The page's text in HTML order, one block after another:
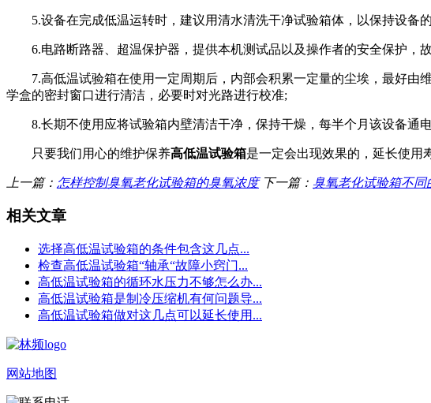
5.设备在完成低温运转时，建议用清水清洗干净试验箱体，以保持设备
6.电路断路器、超温保护器，提供本机测试品以及操作者的安全保护，
7.高低温试验箱在使用一定周期后，内部会积累一定量的尘埃，最好由
学盒的密封窗口进行清洁，必要时对光路进行校准;
8.长期不使用应将试验箱内壁清洁干净，保持干燥，每半个月该设备通
只要我们用心的维护保养高低温试验箱是一定会出现效果的，延长使用
上一篇： 怎样控制臭氧老化试验箱的臭氧浓度 下一篇： 臭氧老化试验箱不同
相关文章
选择高低温试验箱的条件包含这几点...
检查高低温试验箱“轴承“故障小窍门...
高低温试验箱的循环水压力不够怎么办...
高低温试验箱是制冷压缩机有何问题导...
高低温试验箱做对这几点可以延长使用...
网站地图